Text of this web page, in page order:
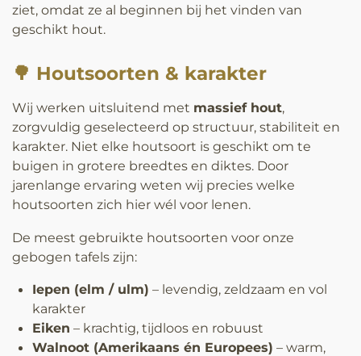
ziet, omdat ze al beginnen bij het vinden van
geschikt hout.
🌳 Houtsoorten & karakter
Wij werken uitsluitend met massief hout,
zorgvuldig geselecteerd op structuur, stabiliteit en
karakter. Niet elke houtsoort is geschikt om te
buigen in grotere breedtes en diktes. Door
jarenlange ervaring weten wij precies welke
houtsoorten zich hier wél voor lenen.
De meest gebruikte houtsoorten voor onze
gebogen tafels zijn:
Iepen (elm / ulm) – levendig, zeldzaam en vol
karakter
Eiken – krachtig, tijdloos en robuust
Walnoot (Amerikaans én Europees) – warm,